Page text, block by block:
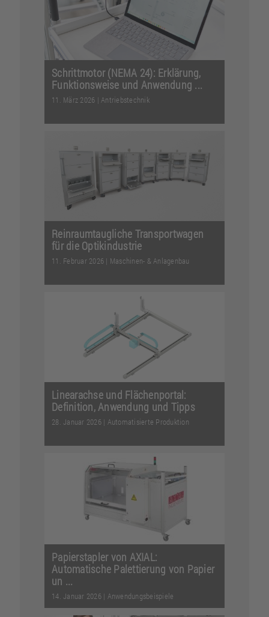
sorgt item pl...Weiterlesen
Schrittmotor (NEMA 24): Erklärung,
Funktionsweise und Anwendung ...
11. März 2026 | Antriebstechnik
externe/extra Sensorik: Wie geht das?
Und was bedeutet eigentl...
Weiterlesen
Reinraumtaugliche Transportwagen
für die Optikindustrie
11. Februar 2026 | Maschinen- & Anlagenbau
Genauso präzise wie Produkte in der
Optikindustrie bearbeitet werden
müssen, müssen sie ...
Weiterlesen
Linearachse und Flächenportal:
Definition, Anwendung und Tipps
28. Januar 2026 | Automatisierte Produktion
Sie haben Fragen zu Linearachsen und
Flächenportalen? Hier finden Sie
Antworten direkt aus...
Weiterlesen
Papierstapler von AXIAL:
Automatische Palettierung von Papier
un ...
14. Januar 2026 | Anwendungsbeispiele